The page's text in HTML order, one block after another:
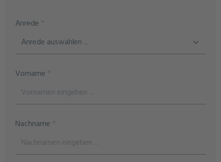
Anrede *
Vorname *
Nachname *